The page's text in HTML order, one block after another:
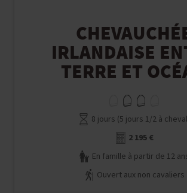
IRLANDAISE
TERRE ET
8 jours (5 jours 1/2 à
2 195 €
En famille à partir de 12
Ouvert aux non cavaliers